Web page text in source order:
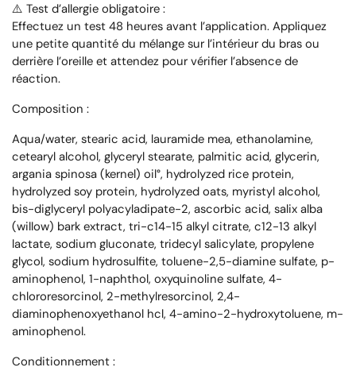
⚠️ Test d’allergie obligatoire :
Effectuez un test 48 heures avant l’application. Appliquez
une petite quantité du mélange sur l’intérieur du bras ou
derrière l’oreille et attendez pour vérifier l’absence de
réaction.
Composition :
Aqua/water, stearic acid, lauramide mea, ethanolamine,
cetearyl alcohol, glyceryl stearate, palmitic acid, glycerin,
argania spinosa (kernel) oil°, hydrolyzed rice protein,
hydrolyzed soy protein, hydrolyzed oats, myristyl alcohol,
bis-diglyceryl polyacyladipate-2, ascorbic acid, salix alba
(willow) bark extract, tri-c14-15 alkyl citrate, c12-13 alkyl
lactate, sodium gluconate, tridecyl salicylate, propylene
glycol, sodium hydrosulfite, toluene-2,5-diamine sulfate, p-
aminophenol, 1-naphthol, oxyquinoline sulfate, 4-
chlororesorcinol, 2-methylresorcinol, 2,4-
diaminophenoxyethanol hcl, 4-amino-2-hydroxytoluene, m-
aminophenol.
Conditionnement :